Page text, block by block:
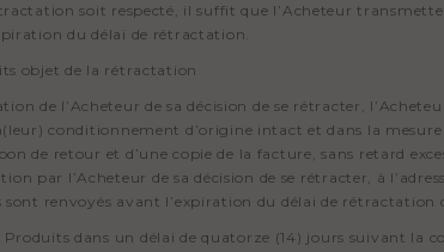
soit respecté, il suffit que l’Acheteur
du délai de rétractation.
objet de la rétractation
de l’Acheteur de sa décision de se rétracter,
conditionnement d’origine intact et dans la
de retour et d’une copie de la facture, sans retard
par l’Acheteur de sa décision de se rétracter, à
sont renvoyés avant l’expiration du délai de rétractation
dans un délai de quatorze (14) jours suivant la